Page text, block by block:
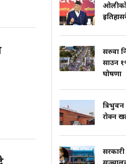
सरुवा
साउन
घोषणा
रोक्न